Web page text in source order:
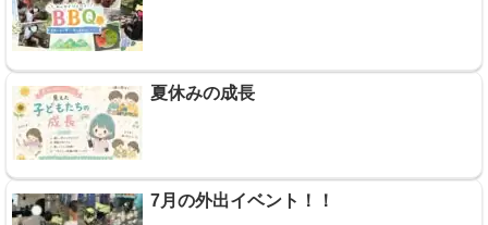
夏休みの成長
7月の外出イベント！！